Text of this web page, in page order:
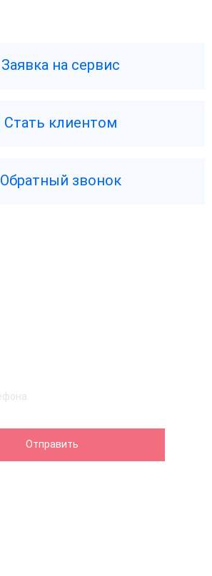
Заявка на сервис
Стать клиентом
Обратный звонок